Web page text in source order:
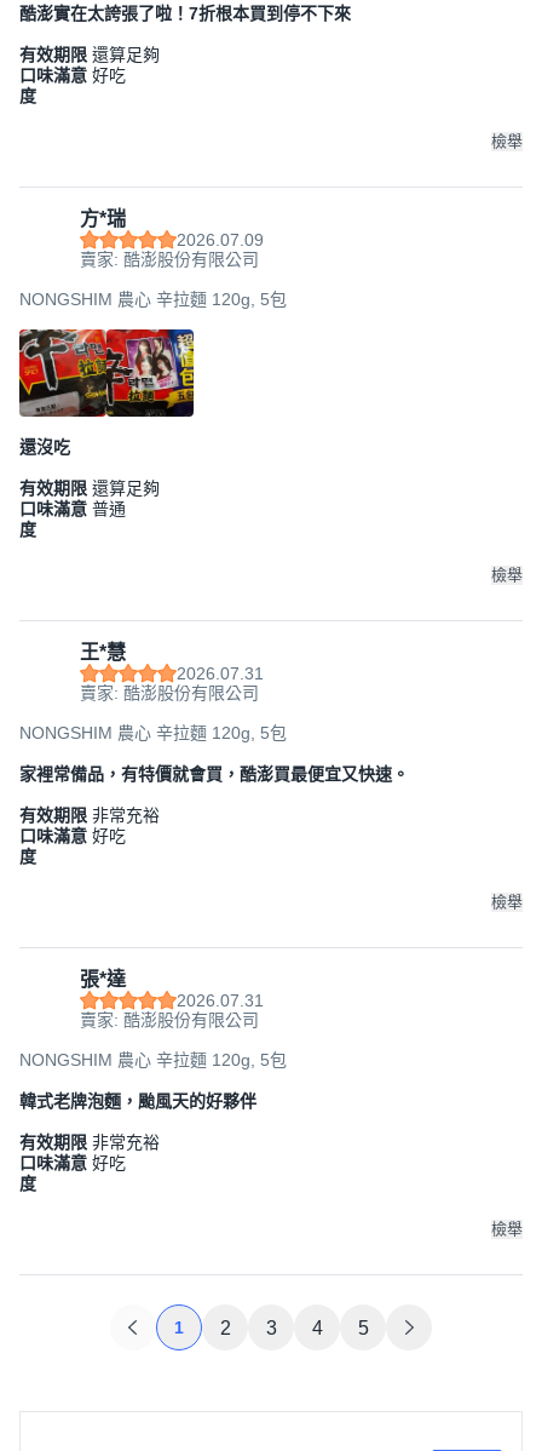
酷澎實在太誇張了啦！7折根本買到停不下來
有效期限 還算足夠
口味滿意
度
好吃
檢舉
方*瑞
2026.07.09
賣家: 酷澎股份有限公司
NONGSHIM 農心 辛拉麵 120g, 5包
還沒吃
有效期限 還算足夠
口味滿意
度
普通
檢舉
王*慧
2026.07.31
賣家: 酷澎股份有限公司
NONGSHIM 農心 辛拉麵 120g, 5包
家裡常備品，有特價就會買，酷澎買最便宜又快速。
有效期限 非常充裕
口味滿意
度
好吃
檢舉
張*達
2026.07.31
賣家: 酷澎股份有限公司
NONGSHIM 農心 辛拉麵 120g, 5包
韓式老牌泡麵，颱風天的好夥伴
有效期限 非常充裕
口味滿意
度
好吃
檢舉
1 2 3 4 5